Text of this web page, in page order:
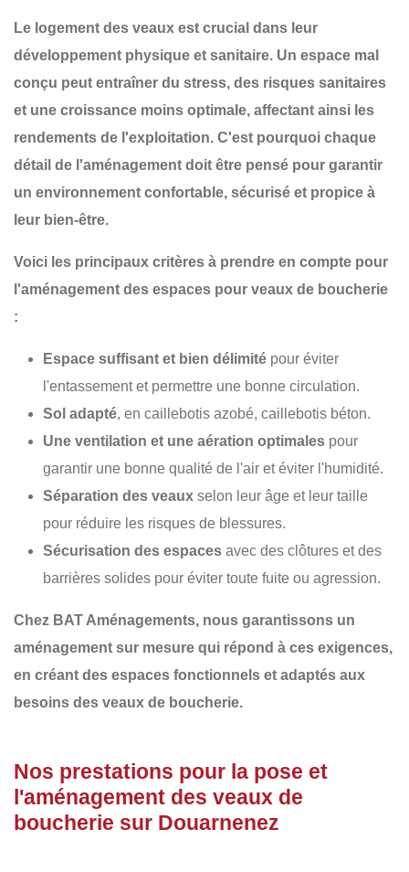
Le logement des veaux est crucial dans leur
développement physique et sanitaire. Un espace mal
conçu peut entraîner du stress, des risques sanitaires
et une croissance moins optimale, affectant ainsi les
rendements de l'exploitation. C'est pourquoi chaque
détail de l'aménagement doit être pensé pour garantir
un environnement confortable, sécurisé et propice à
leur bien-être.
Voici les principaux critères à prendre en compte pour
l'aménagement des espaces pour veaux de boucherie
:
Espace suffisant et bien délimité pour éviter
l'entassement et permettre une bonne circulation.
Sol adapté, en caillebotis azobé, caillebotis béton.
Une ventilation et une aération optimales pour
garantir une bonne qualité de l'air et éviter l'humidité.
Séparation des veaux selon leur âge et leur taille
pour réduire les risques de blessures.
Sécurisation des espaces avec des clôtures et des
barrières solides pour éviter toute fuite ou agression.
Chez BAT Aménagements, nous garantissons un
aménagement sur mesure qui répond à ces exigences,
en créant des espaces fonctionnels et adaptés aux
besoins des veaux de boucherie.
Nos prestations pour la pose et
l'aménagement des veaux de
boucherie sur Douarnenez